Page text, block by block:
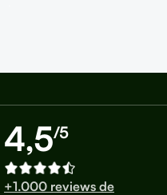
4,5/5
+1.000 reviews de